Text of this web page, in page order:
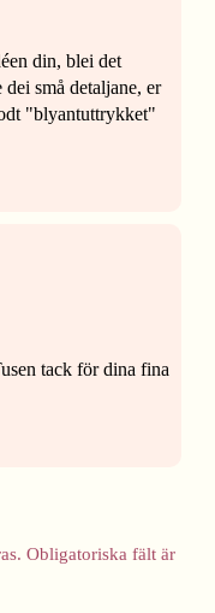
din, blei det
små detaljane, er
"blyantuttrykket"
tack för dina fina
Obligatoriska fält är